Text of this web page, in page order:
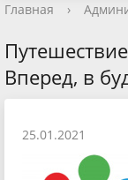
Главная ›
Вперед, в
25.01.2021